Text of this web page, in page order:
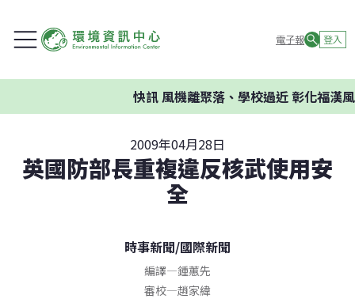
電子報 登入
快訊風機離聚落、學校過近 彰化福漢
2009年04月28日
英國防部長重複違反核武使用安
全
時事新聞/國際新聞
編譯—鍾蕙先
審校—趙家緯